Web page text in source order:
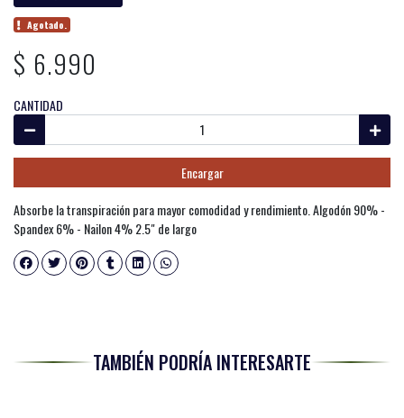
Agotado.
$ 6.990
CANTIDAD
Encargar
Absorbe la transpiración para mayor comodidad y rendimiento. Algodón 90% -
Spandex 6% - Nailon 4% 2.5" de largo
TAMBIÉN PODRÍA INTERESARTE